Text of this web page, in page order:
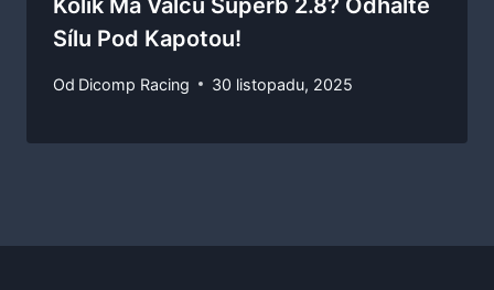
Kolik Má Válců Superb 2.8? Odhalte
Sílu Pod Kapotou!
Od Dicomp Racing 30 listopadu, 2025